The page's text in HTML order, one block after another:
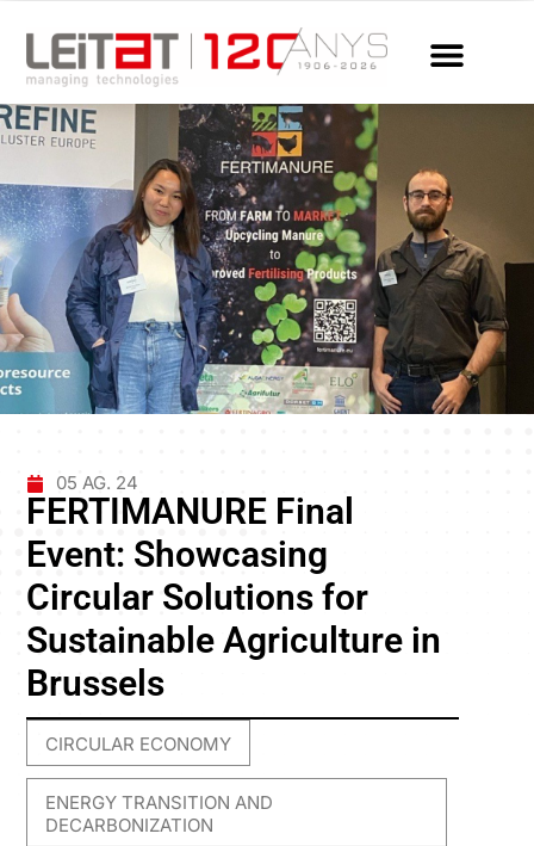
05 AG. 24
FERTIMANURE Final
Event: Showcasing
Circular Solutions for
Sustainable Agriculture in
Brussels
CIRCULAR ECONOMY
ENERGY TRANSITION AND
DECARBONIZATION